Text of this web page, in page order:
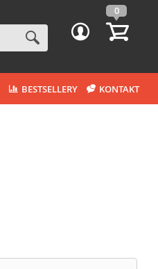
0
BESTSELLERY KONTAKT